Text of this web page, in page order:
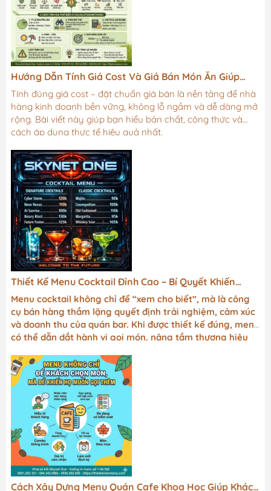
Hướng Dẫn Tính Giá Cost Và Giá Bán Món Ăn Giúp
Nhà Hàng Tối Ưu Lợi Nhuận
Tính đúng giá cost – đặt chuẩn giá bán là nền tảng để nhà
hàng kinh doanh bền vững, không lỗ ngầm và dễ dàng mở
rộng. Bài viết này giúp bạn hiểu bản chất, công thức và
cách áp dụng thực tế hiệu quả nhất.
Thiết Kế Menu Cocktail Đỉnh Cao – Bí Quyết Khiến
Khách Gọi Món Nhiều Hơn Mà Không Cần Chào Mời
Menu cocktail không chỉ để “xem cho biết”, mà là công
cụ bán hàng thầm lặng quyết định trải nghiệm, cảm xúc
và doanh thu của quán bar. Khi được thiết kế đúng, menu
có thể dẫn dắt hành vi gọi món, nâng tầm thương hiệu
Cách Xây Dựng Menu Quán Cafe Khoa Học Giúp Khách